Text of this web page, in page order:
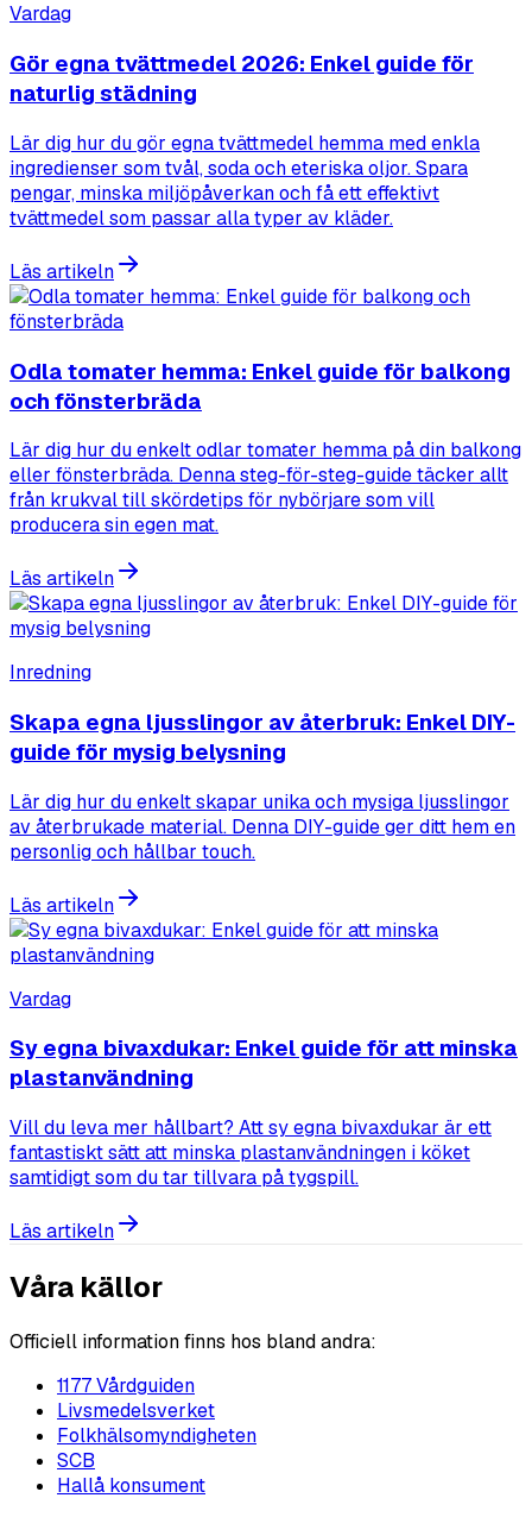
Vardag
Gör egna tvättmedel 2026: Enkel guide för
naturlig städning
Lär dig hur du gör egna tvättmedel hemma med enkla
ingredienser som tvål, soda och eteriska oljor. Spara
pengar, minska miljöpåverkan och få ett effektivt
tvättmedel som passar alla typer av kläder.
Läs artikeln
Odla tomater hemma: Enkel guide för balkong
och fönsterbräda
Lär dig hur du enkelt odlar tomater hemma på din balkong
eller fönsterbräda. Denna steg-för-steg-guide täcker allt
från krukval till skördetips för nybörjare som vill
producera sin egen mat.
Läs artikeln
Inredning
Skapa egna ljusslingor av återbruk: Enkel DIY-
guide för mysig belysning
Lär dig hur du enkelt skapar unika och mysiga ljusslingor
av återbrukade material. Denna DIY-guide ger ditt hem en
personlig och hållbar touch.
Läs artikeln
Vardag
Sy egna bivaxdukar: Enkel guide för att minska
plastanvändning
Vill du leva mer hållbart? Att sy egna bivaxdukar är ett
fantastiskt sätt att minska plastanvändningen i köket
samtidigt som du tar tillvara på tygspill.
Läs artikeln
Våra källor
Officiell information finns hos bland andra:
1177 Vårdguiden
Livsmedelsverket
Folkhälsomyndigheten
SCB
Hallå konsument